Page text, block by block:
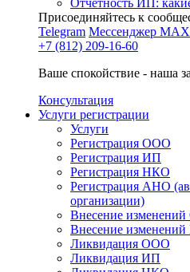
Отчётность ИП:
Присоединяйтесь к
Telegram Мессенджер MAX
+7 (812) 209-16-60
Ваше спокойствие - наша
Консультация
Услуги регистрации
Услуги
Регистрация ООО
Регистрация ИП
Регистрация НКО
Регистрация АНО
организации)
Внесение
Внесение
Ликвидация ООО
Ликвидация ИП